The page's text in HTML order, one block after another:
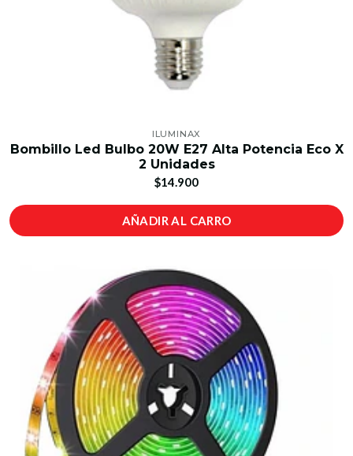
ILUMINAX
Bombillo Led Bulbo 20W E27 Alta Potencia Eco X
2 Unidades
$14.900
AÑADIR AL CARRO